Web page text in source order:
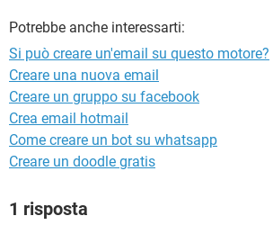
HARDWARE
Potrebbe anche interessarti:
Si può creare un'email su questo motore?
Creare una nuova email
Creare un gruppo su facebook
Crea email hotmail
Come creare un bot su whatsapp
Creare un doodle gratis
1 risposta